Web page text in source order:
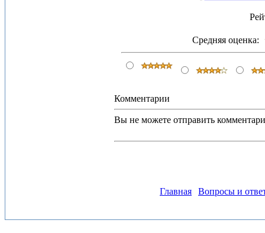
Средняя оценка:
Комментарии
Вы не можете отправить
Главная Вопросы и